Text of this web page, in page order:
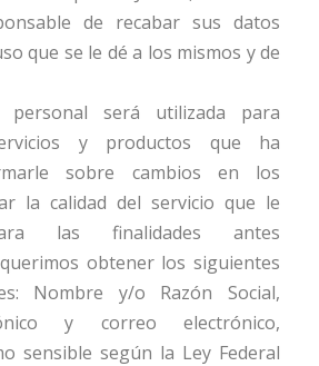
de recabar sus datos
que se le dé a los mismos y de
personal será utilizada para
y productos que ha
sobre cambios en los
la calidad del servicio que le
las finalidades antes
obtener los siguientes
Nombre y/o Razón Social,
y correo electrónico,
sensible según la Ley Federal